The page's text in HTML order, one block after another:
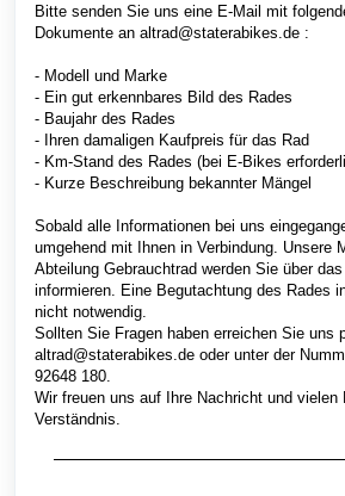
Bitte senden Sie uns eine E-Mail mit
Dokumente an altrad@staterabikes.de :
⁃ Modell und Marke
⁃ Ein gut erkennbares Bild des Rades
⁃ Baujahr des Rades
⁃ Ihren damaligen Kaufpreis für das Rad
⁃ Km-Stand des Rades (bei E-Bikes
⁃ Kurze Beschreibung bekannter Mängel
Sobald alle Informationen bei uns
umgehend mit Ihnen in Verbindung. Unsere
Abteilung Gebrauchtrad werden Sie über
informieren. Eine Begutachtung des Rades
nicht notwendig.
Sollten Sie Fragen haben erreichen Sie uns
altrad@staterabikes.de oder unter der
92648 180.
Wir freuen uns auf Ihre Nachricht und vielen
Verständnis.